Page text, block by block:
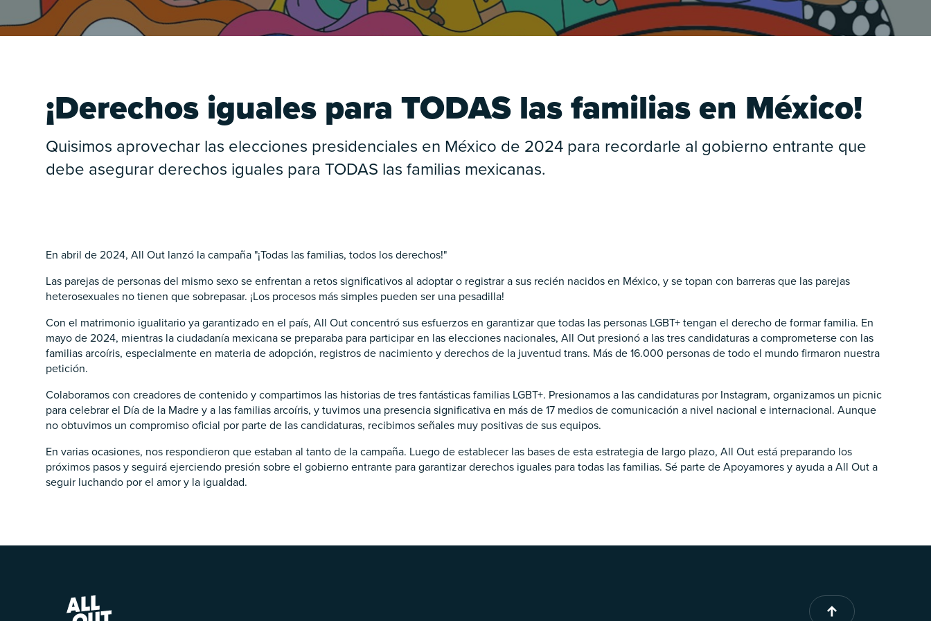
¡Derechos iguales para TODAS las familias en México!
Quisimos aprovechar las elecciones presidenciales en México de 2024 para recordarle al gobierno entrante que
debe asegurar derechos iguales para TODAS las familias mexicanas.
En abril de 2024, All Out lanzó la campaña "¡Todas las familias, todos los derechos!"
Las parejas de personas del mismo sexo se enfrentan a retos significativos al adoptar o registrar a sus recién nacidos en México, y se topan con barreras que las parejas
heterosexuales no tienen que sobrepasar. ¡Los procesos más simples pueden ser una pesadilla!
Con el matrimonio igualitario ya garantizado en el país, All Out concentró sus esfuerzos en garantizar que todas las personas LGBT+ tengan el derecho de formar familia. En
mayo de 2024, mientras la ciudadanía mexicana se preparaba para participar en las elecciones nacionales, All Out presionó a las tres candidaturas a comprometerse con las
familias arcoíris, especialmente en materia de adopción, registros de nacimiento y derechos de la juventud trans. Más de 16.000 personas de todo el mundo firmaron nuestra
petición.
Colaboramos con creadores de contenido y compartimos las historias de tres fantásticas familias LGBT+. Presionamos a las candidaturas por Instagram, organizamos un picnic
para celebrar el Día de la Madre y a las familias arcoíris, y tuvimos una presencia significativa en más de 17 medios de comunicación a nivel nacional e internacional. Aunque
no obtuvimos un compromiso oficial por parte de las candidaturas, recibimos señales muy positivas de sus equipos.
En varias ocasiones, nos respondieron que estaban al tanto de la campaña. Luego de establecer las bases de esta estrategia de largo plazo, All Out está preparando los
próximos pasos y seguirá ejerciendo presión sobre el gobierno entrante para garantizar derechos iguales para todas las familias. Sé parte de Apoyamores y ayuda a All Out a
seguir luchando por el amor y la igualdad.